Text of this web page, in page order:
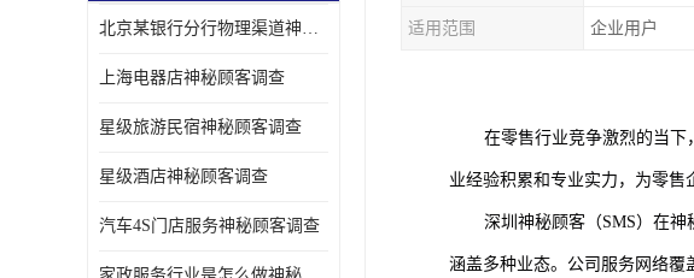
金融行业神秘顾客
服装行业神秘顾客暗访
北京某银行分行物理渠道神秘人检查服务质量
上海电器店神秘顾客调查
星级旅游民宿神秘顾客调查
星级酒店神秘顾客调查
汽车4S门店服务神秘顾客调查
适用范围 企业用户
在零售行业竞争激烈的当下
业经验积累和专业实力，为零售
深圳神秘顾客（SMS）在
涵盖多种业态。公司服务网络覆